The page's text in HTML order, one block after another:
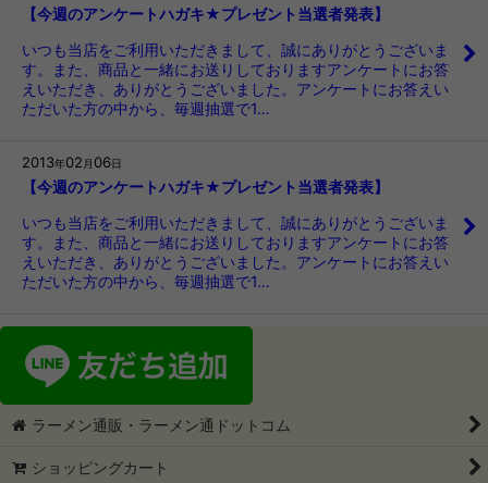
【今週のアンケートハガキ★プレゼント当選者発表】
いつも当店をご利用いただきまして、誠にありがとうございま
す。また、商品と一緒にお送りしておりますアンケートにお答
えいただき、ありがとうございました。アンケートにお答えい
ただいた方の中から、毎週抽選で1…
2013年02 月 06 日
【今週のアンケートハガキ★プレゼント当選者発表】
いつも当店をご利用いただきまして、誠にありがとうございま
す。また、商品と一緒にお送りしておりますアンケートにお答
えいただき、ありがとうございました。アンケートにお答えい
ただいた方の中から、毎週抽選で1…
ラーメン通販・ラーメン通ドットコム
ショッピングカート